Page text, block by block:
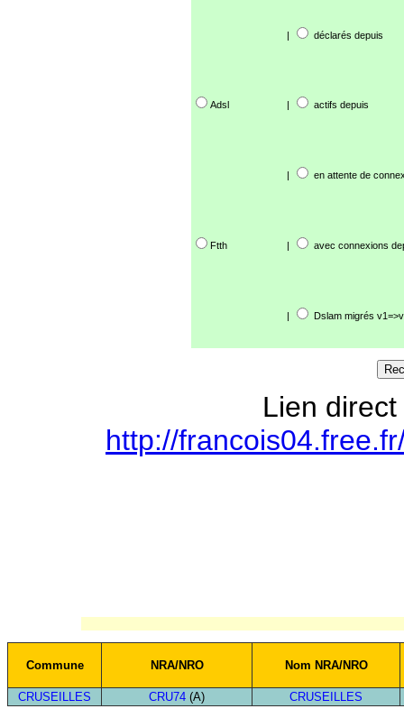
| déclarés depuis
Adsl | actifs depuis
| en attente de
Ftth | avec connexions
| Dslam migrés
Lien
http://
Commune NRA/NRO Nom NRA/NRO
CRUSEILLES CRU74 (A) CRUSEILLES